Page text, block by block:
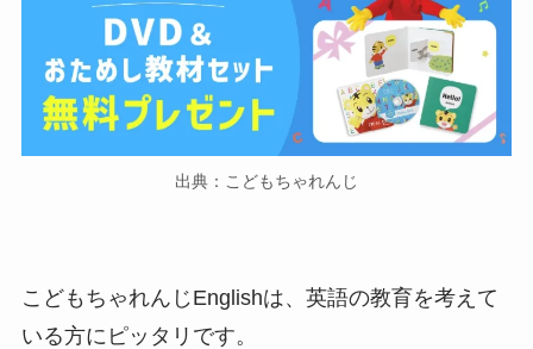
出典：こどもちゃれんじ
こどもちゃれんじEnglishは、英語の教育を考えて
いる方にピッタリです。